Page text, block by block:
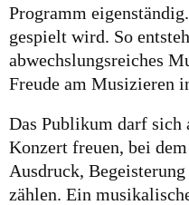
Programm
gespielt wird. So
abwechslungsreiches
Freude am Musizieren
Das Publikum darf sich
Konzert freuen, bei
Ausdruck,
zählen. Ein